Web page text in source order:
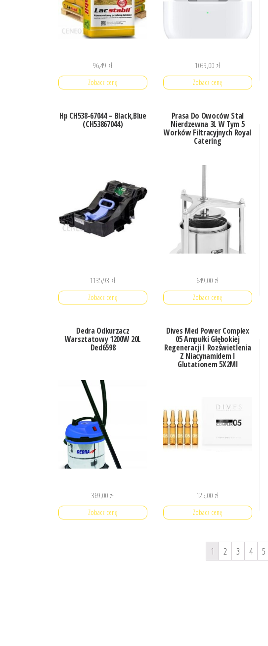
96,49 zł
Zobacz cenę
1039,00 zł
Zobacz cenę
Hp CH538-67044 – Black,Blue
(CH53867044)
1135,93 zł
Zobacz cenę
Prasa Do Owoców Stal
Nierdzewna 3L W Tym 5
Worków Filtracyjnych Royal
Catering
649,00 zł
Zobacz cenę
Dedra Odkurzacz
Warsztatowy 1200W 20L
Ded6598
369,00 zł
Zobacz cenę
Dives Med Power Complex
05 Ampułki Głębokiej
Regeneracji I Rozświetlenia
Z Niacynamidem I
Glutationem 5X2Ml
125,00 zł
Zobacz cenę
1 2 3 4 5